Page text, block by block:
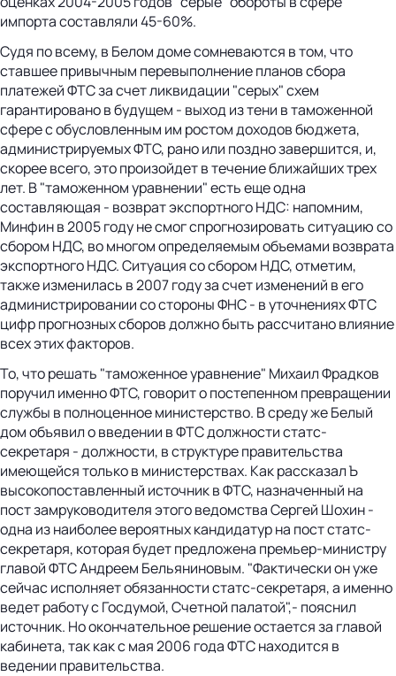
импорта составляли 45-60%.
Судя по всему, в Белом доме сомневаются в том, что
ставшее привычным перевыполнение планов сбора
платежей ФТС за счет ликвидации "серых" схем
гарантировано в будущем - выход из тени в таможенной
сфере с обусловленным им ростом доходов бюджета,
администрируемых ФТС, рано или поздно завершится, и,
скорее всего, это произойдет в течение ближайших трех
лет. В "таможенном уравнении" есть еще одна
составляющая - возврат экспортного НДС: напомним,
Минфин в 2005 году не смог спрогнозировать ситуацию со
сбором НДС, во многом определяемым объемами возврата
экспортного НДС. Ситуация со сбором НДС, отметим,
также изменилась в 2007 году за счет изменений в его
администрировании со стороны ФНС - в уточнениях ФТС
цифр прогнозных сборов должно быть рассчитано влияние
всех этих факторов.
То, что решать "таможенное уравнение" Михаил Фрадков
поручил именно ФТС, говорит о постепенном превращении
службы в полноценное министерство. В среду же Белый
дом объявил о введении в ФТС должности статс-
секретаря - должности, в структуре правительства
имеющейся только в министерствах. Как рассказал Ъ
высокопоставленный источник в ФТС, назначенный на
пост замруководителя этого ведомства Сергей Шохин -
одна из наиболее вероятных кандидатур на пост статс-
секретаря, которая будет предложена премьер-министру
главой ФТС Андреем Бельяниновым. "Фактически он уже
сейчас исполняет обязанности статс-секретаря, а именно
ведет работу с Госдумой, Счетной палатой",- пояснил
источник. Но окончательное решение остается за главой
кабинета, так как с мая 2006 года ФТС находится в
ведении правительства.